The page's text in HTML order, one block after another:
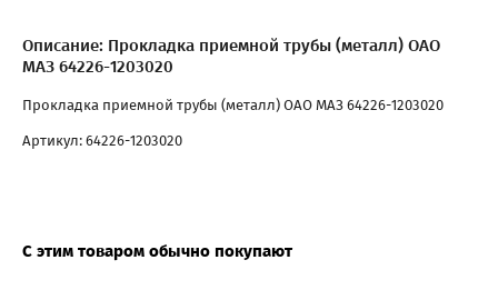
Описание: Прокладка приемной трубы (металл) ОАО
МАЗ 64226-1203020
Прокладка приемной трубы (металл) ОАО МАЗ 64226-1203020
Артикул: 64226-1203020
С этим товаром обычно покупают